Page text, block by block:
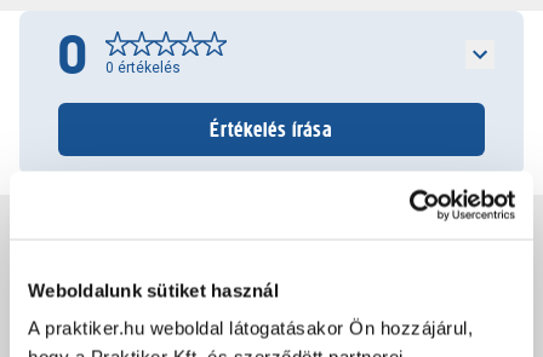
Weboldalunk sütiket használ
A praktiker.hu weboldal látogatásakor Ön hozzájárul,
0 0 értékelés
Értékelés írása